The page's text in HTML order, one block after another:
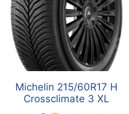
Michelin 215/60R17 H
Crossclimate 3 XL